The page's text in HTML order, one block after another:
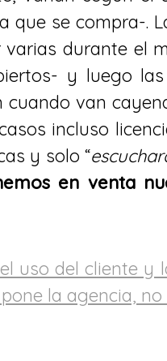
que se compra-.
varias durante el
y luego
cuando van
incluso
y solo “
en venta
uso del cliente y
la agencia, no